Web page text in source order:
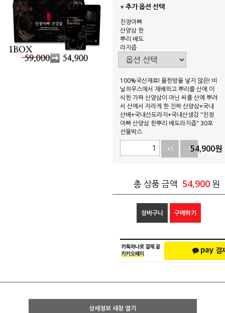
+ 추가 옵션 선택
친정아빠
산양삼 한
뿌리 배도
라지즙
100%국산재료! 물한방울 넣지 않은! 비
닐하우스에서 재배하고 뿌리를 산에 이
식한 가짜 산양삼이 아닌 씨를 산에 뿌려
서 산에서 자라게 한 진짜 산양삼+국내
산배+국내산도라지+국내산생강 "친정
아빠 산양삼 한뿌리 배도라지즙" 30포
선물박스
+1
-154,900원
총 상품 금액 54,900 원
장바구니 구매하기
상세정보 새창 열기